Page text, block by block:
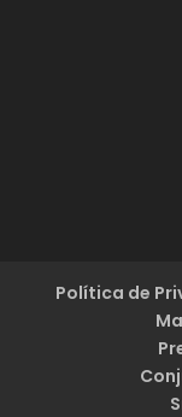
Política de